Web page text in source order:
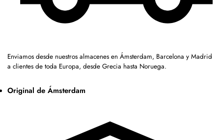
Enviamos desde nuestros almacenes en Ámsterdam, Barcelona y Madrid
a clientes de toda Europa, desde Grecia hasta Noruega.
Original de Ámsterdam